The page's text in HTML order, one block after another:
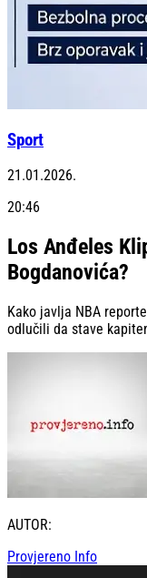
Sport
21.01.2026.
20:46
Los Anđeles
Bogdanovića?
Kako javlja NBA
odlučili da stave
AUTOR:
Provjereno Info